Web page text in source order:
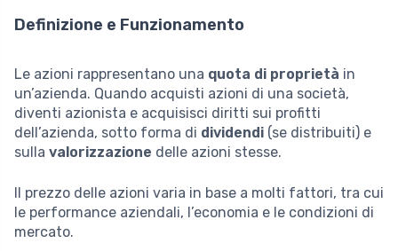
Definizione e Funzionamento
Le azioni rappresentano una quota di proprietà in
un’azienda. Quando acquisti azioni di una società,
diventi azionista e acquisisci diritti sui profitti
dell’azienda, sotto forma di dividendi (se distribuiti) e
sulla valorizzazione delle azioni stesse.
Il prezzo delle azioni varia in base a molti fattori, tra cui
le performance aziendali, l’economia e le condizioni di
mercato.